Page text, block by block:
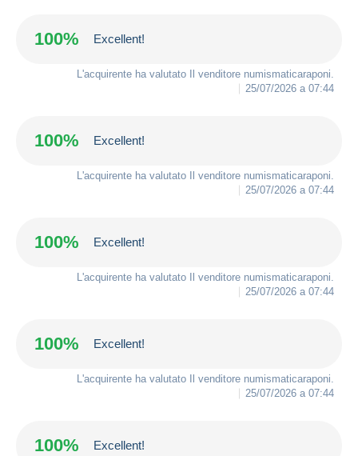
100% Excellent!
L'acquirente ha valutato Il venditore numismaticaraponi
25/07/2026 a 07:44
100% Excellent!
L'acquirente ha valutato Il venditore numismaticaraponi
25/07/2026 a 07:44
100% Excellent!
L'acquirente ha valutato Il venditore numismaticaraponi
25/07/2026 a 07:44
100% Excellent!
L'acquirente ha valutato Il venditore numismaticaraponi
25/07/2026 a 07:44
100% Excellent!